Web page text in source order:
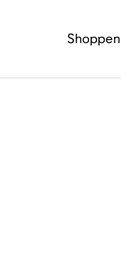
Shoppen